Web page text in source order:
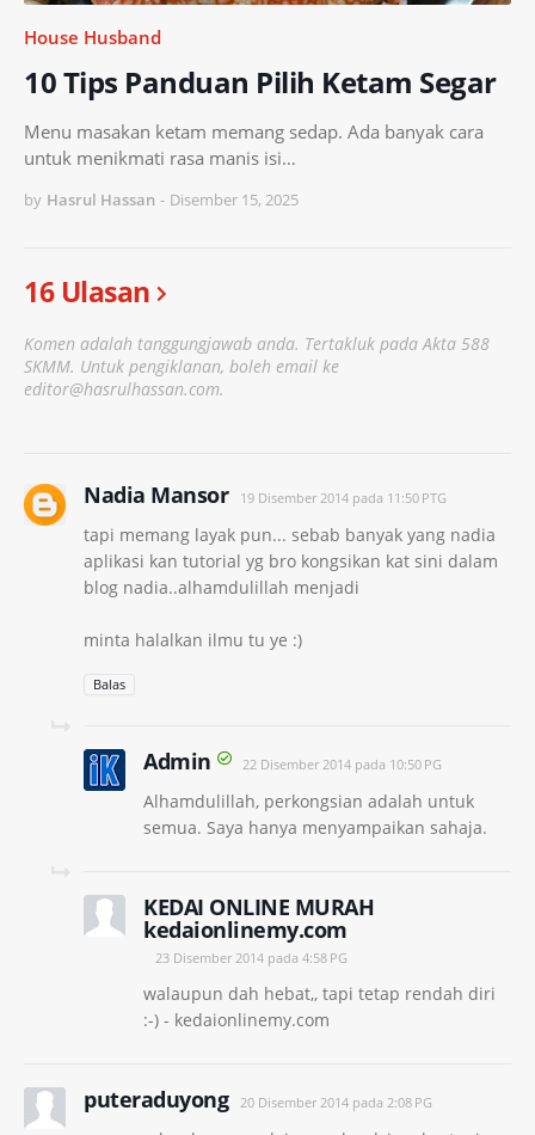
House Husband
10 Tips Panduan Pilih Ketam Segar
Menu masakan ketam memang sedap. Ada banyak cara
untuk menikmati rasa manis isi…
by Hasrul Hassan - Disember 15, 2025
16 Ulasan
Komen adalah tanggungjawab anda. Tertakluk pada Akta 588
SKMM. Untuk pengiklanan, boleh email ke
editor@hasrulhassan.com.
Nadia Mansor 19 Disember 2014 pada 11:50 PTG
tapi memang layak pun... sebab banyak yang nadia
aplikasi kan tutorial yg bro kongsikan kat sini dalam
blog nadia..alhamdulillah menjadi
minta halalkan ilmu tu ye :)
Balas
Admin 22 Disember 2014 pada 10:50 PG
Alhamdulillah, perkongsian adalah untuk
semua. Saya hanya menyampaikan sahaja.
KEDAI ONLINE MURAH
kedaionlinemy.com
23 Disember 2014 pada 4:58 PG
walaupun dah hebat,, tapi tetap rendah diri
:-) - kedaionlinemy.com
puteraduyong 20 Disember 2014 pada 2:08 PG